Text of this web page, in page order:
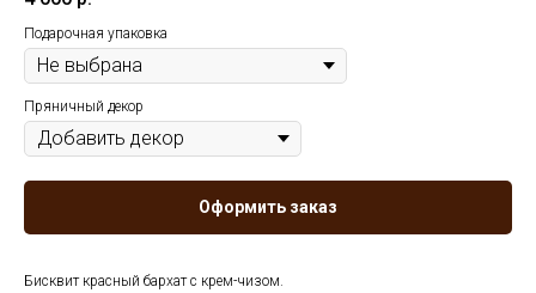
Подарочная упаковка
Пряничный декор
Оформить заказ
Бисквит красный бархат с крем-чизом.